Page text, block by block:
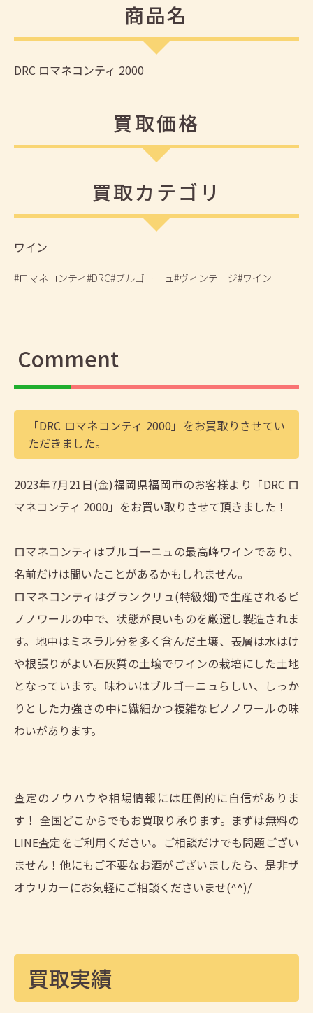
商品名
DRC ロマネコンティ 2000
買取価格
買取カテゴリ
ワイン
#ロマネコンティ#DRC#ブルゴーニュ#ヴィンテージ#ワイン
Comment
「DRC ロマネコンティ 2000」をお買取りさせてい
ただきました。
2023年7月21日(金)福岡県福岡市のお客様より「DRC ロ
マネコンティ 2000」をお買い取りさせて頂きました！
ロマネコンティはブルゴーニュの最高峰ワインであり、
名前だけは聞いたことがあるかもしれません。
ロマネコンティはグランクリュ(特級畑)で生産されるピ
ノノワールの中で、状態が良いものを厳選し製造されま
す。地中はミネラル分を多く含んだ土壌、表層は水はけ
や根張りがよい石灰質の土壌でワインの栽培にした土地
となっています。味わいはブルゴーニュらしい、しっか
りとした力強さの中に繊細かつ複雑なピノノワールの味
わいがあります。
査定のノウハウや相場情報には圧倒的に自信がありま
す！ 全国どこからでもお買取り承ります。まずは無料の
LINE査定をご利用ください。ご相談だけでも問題ござい
ません！他にもご不要なお酒がございましたら、是非ザ
オウリカーにお気軽にご相談くださいませ(^^)/
買取実績